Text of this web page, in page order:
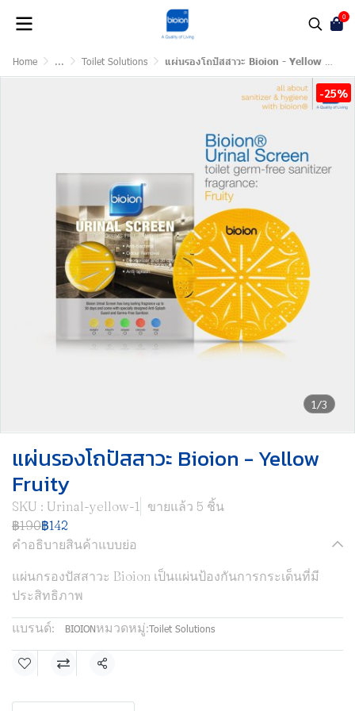
0
Home ... Toilet Solutions แผ่นรองโถปัสสาวะ Bioion - Yellow Fruity
1/3
-25%
แผ่นรองโถปัสสาวะ Bioion - Yellow
Fruity
SKU : Urinal-yellow-1 ขายแล้ว 5 ชิ้น
฿190฿142
คำอธิบายสินค้าแบบย่อ
แผ่นกรองปัสสาวะ Bioion เป็นแผ่นป้องกันการกระเด็นที่มี
ประสิทธิภาพ
แบรนด์: BIOIONหมวดหมู่:Toilet Solutions
แชร์